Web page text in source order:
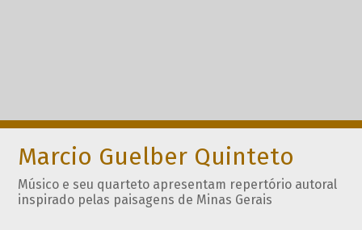
Marcio Guelber Quinteto
Músico e seu quarteto apresentam repertório autoral
inspirado pelas paisagens de Minas Gerais